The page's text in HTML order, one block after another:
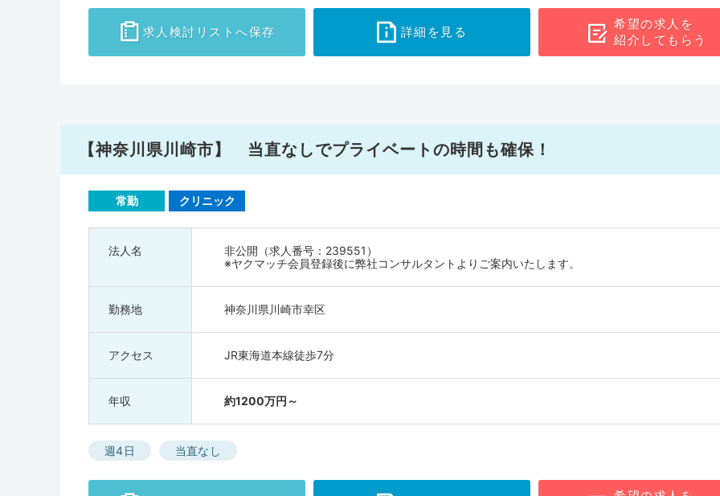
求人検討 リストへ保存 詳細を見る
希望の求人を
紹介してもらう
【神奈川県川崎市】 当直なしでプライベートの時間も確保！
常勤 クリニック
法人名
非公開（求人番号：239551）
※ヤクマッチ会員登録後に弊社コンサルタントよりご案内いたします。
勤務地 神奈川県川崎市幸区
アクセス JR東海道本線徒歩7分
年収 約1200万円～
週4日 当直なし